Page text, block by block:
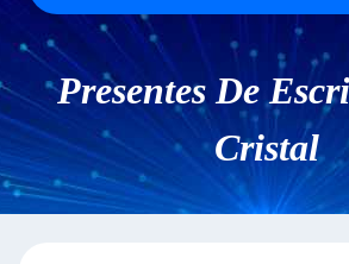
Presentes De
Cristal